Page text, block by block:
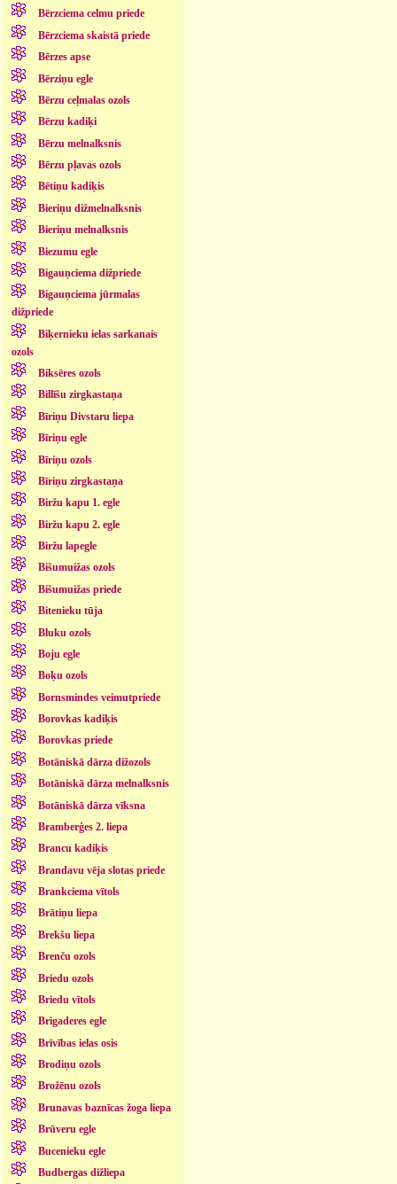
Bērzciema celmu priede
Bērzciema skaistā priede
Bērzes apse
Bērziņu egle
Bērzu ceļmalas ozols
Bērzu kadiķi
Bērzu melnalksnis
Bērzu pļavas ozols
Bētiņu kadiķis
Bieriņu dižmelnalksnis
Bieriņu melnalksnis
Biezumu egle
Bigauņciema dižpriede
Bigauņciema jūrmalas
dižpriede
Biķernieku ielas sarkanais
ozols
Biksēres ozols
Billīšu zirgkastaņa
Bīriņu Divstaru liepa
Bīriņu egle
Bīriņu ozols
Bīriņu zirgkastaņa
Biržu kapu 1. egle
Biržu kapu 2. egle
Biržu lapegle
Bišumuižas ozols
Bišumuižas priede
Bitenieku tūja
Bluku ozols
Boju egle
Boķu ozols
Bornsmindes veimutpriede
Borovkas kadiķis
Borovkas priede
Botāniskā dārza dižozols
Botāniskā dārza melnalksnis
Botāniskā dārza vīksna
Bramberģes 2. liepa
Brancu kadiķis
Brandavu vēja slotas priede
Brankciema vītols
Brātiņu liepa
Brekšu liepa
Brenču ozols
Briedu ozols
Briedu vītols
Brigaderes egle
Brīvības ielas osis
Brodiņu ozols
Brožēnu ozols
Brunavas baznīcas žoga liepa
Brūveru egle
Bucenieku egle
Budbergas dižliepa